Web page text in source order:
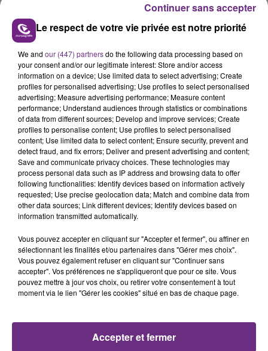
FIL D'ACTU
7 août 2026
LA CENTRALE NUCLÉAIRE DE CHOOZ
TOUJOURS À L'ARRÊT
Cela fait déjà une semaine que la centrale
nucléaire ardennaise est à l'arrêt. Une situation
justifiée par la sécheresse intense qui est toujours
présente.
LE MAGASIN JOUÉCLUB DE REIMS FERME
Le respect de votre vie privée est notre priorité
We and our (447) partnersdo the following data processing based on
your consent and/or our legitimate interest: Store and/or access
information on a device; Use limited data to select advertising; Create
profiles for personalised advertising; Use profiles to select personalised
advertising; Measure advertising performance; Measure content
performance; Understand audiences through statistics or combinations
of data from different sources; Develop and improve services; Create
profiles to personalise content; Use profiles to select personalised
content; Use limited data to select content; Ensure security, prevent and
detect fraud, and fix errors; Deliver and present advertising and content;
Save and communicate privacy choices. These technologies may
process personal data such as IP address and browsing data to offer
following functionalities: Identify devices based on information actively
requested; Use precise geolocation data; Match and combine data from
other data sources; Link different devices; Identify devices based on
information transmitted automatically.
Vous pouvez accepter en cliquant sur "Accepter et fermer", ou affiner en
sélectionnant les finalités et/ou partenaires dans "Gérer mes choix".
Vous pouvez également refuser en cliquant sur "Continuer sans
accepter". Vos préférences ne s'appliqueront que pour ce site. Vous
pouvez mettre à jour vos choix, ou retirer votre consentement à tout
moment via le lien "Gérer les cookies" situé en bas de chaque page.
Accepter et fermer
Continuer sans accepter